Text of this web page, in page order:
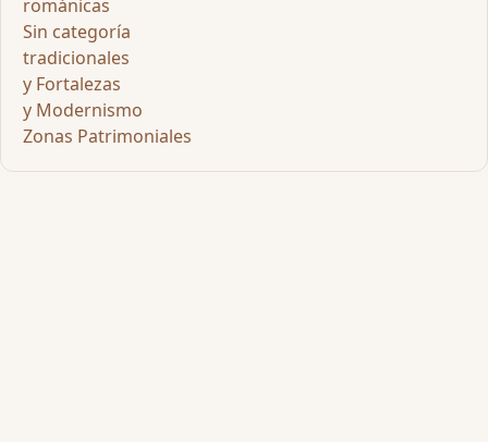
románicas
Sin categoría
tradicionales
y Fortalezas
y Modernismo
Zonas Patrimoniales